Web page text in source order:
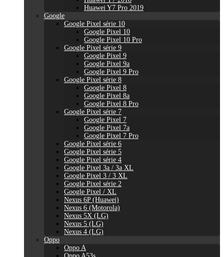
Huawei Y7 Pro 2019
Google
Google Pixel série 10
Google Pixel 10
Google Pixel 10 Pro
Google Pixel série 9
Google Pixel 9
Google Pixel 9a
Google Pixel 9 Pro
Google Pixel série 8
Google Pixel 8
Google Pixel 8a
Google Pixel 8 Pro
Google Pixel série 7
Google Pixel 7
Google Pixel 7a
Google Pixel 7 Pro
Google Pixel série 6
Google Pixel série 5
Google Pixel série 4
Google Pixel 3a / 3a XL
Google Pixel 3 / 3 XL
Google Pixel série 2
Google Pixel / XL
Nexus 6P (Huawei)
Nexus 6 (Motorola)
Nexus 5X (LG)
Nexus 5 (LG)
Nexus 4 (LG)
Oppo
Oppo A